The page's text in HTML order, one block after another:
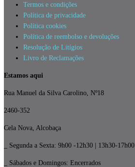
Termos e condições
Política de privacidade
Política cookies
Política de reembolso e devoluções
Resolução de Litígios
Livro de Reclamações
Estamos aqui
Rua Manuel da Silva Carolino, Nº18
2460-352
Cela Nova, Alcobaça
_ Segunda a Sexta: 9h00 -12h30 | 13h30-17h00
_ Sábados e Domingos: Encerrados